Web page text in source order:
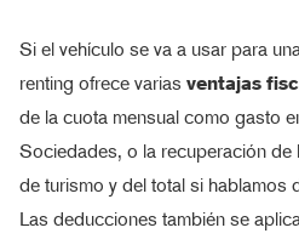
Si el vehículo se va a usar para
renting ofrece varias ventajas
de la cuota mensual como gasto
Sociedades, o la recuperación de
de turismo y del total si hablamos
Las deducciones también se